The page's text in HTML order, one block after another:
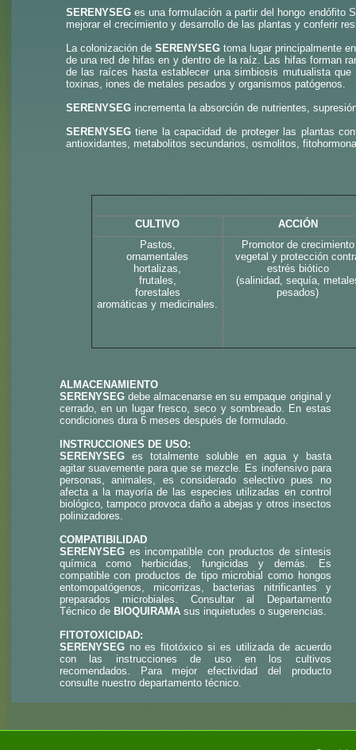
SERENYSEGes una formulación a partir del hongo endófito
mejorar el crecimiento y desarrollo de las plantas y conferir
La colonización deSERENYSEG toma lugar principalmente
de una red de hifas en y dentro de la raíz. Las hifas forman
de las raíces hasta establecer una simbiosis mutualista
toxinas, iones de metales pesados y organismos patógenos.
SERENYSEGincrementa la absorción de nutrientes,
SERENYSEGtiene la capacidad de proteger las plantas
antioxidantes, metabolitos secundarios, osmolitos,
CULTIVO
ACCIÓN
Pastos,
ornamentales
hortalizas,
frutales,
forestales
aromáticas y medicinales.
Promotor de crecimiento
vegetal y protección
estrés biótico
(salinidad, sequía,
pesados)
ALMACENAMIENTO
SERENYSEG debe almacenarse en su empaque original y
cerrado, en un lugar fresco, seco y sombreado. En estas
condiciones dura 6 meses después de formulado.
INSTRUCCIONES DE USO:
SERENYSEGes totalmente soluble en agua y basta
agitar suavemente para que se mezcle. Es inofensivo para
personas, animales, es considerado selectivo pues no
afecta a la mayoría de las especies utilizadas en control
biológico, tampoco provoca daño a abejas y otros insectos
polinizadores.
COMPATIBILIDAD
SERENYSEGes incompatible con productos de síntesis
química como herbicidas, fungicidas y demás. Es
compatible con productos de tipo microbial como hongos
entomopatógenos, micorrizas, bacterias nitrificantes y
preparados microbiales. Consultar al Departamento
Técnico de BIOQUIRAMAsus inquietudes o sugerencias.
FITOTOXICIDAD:
SERENYSEG no es fitotóxico si es utilizada de acuerdo
con las instrucciones de uso en los cultivos
recomendados. Para mejor efectividad del producto
consulte nuestro departamento técnico.